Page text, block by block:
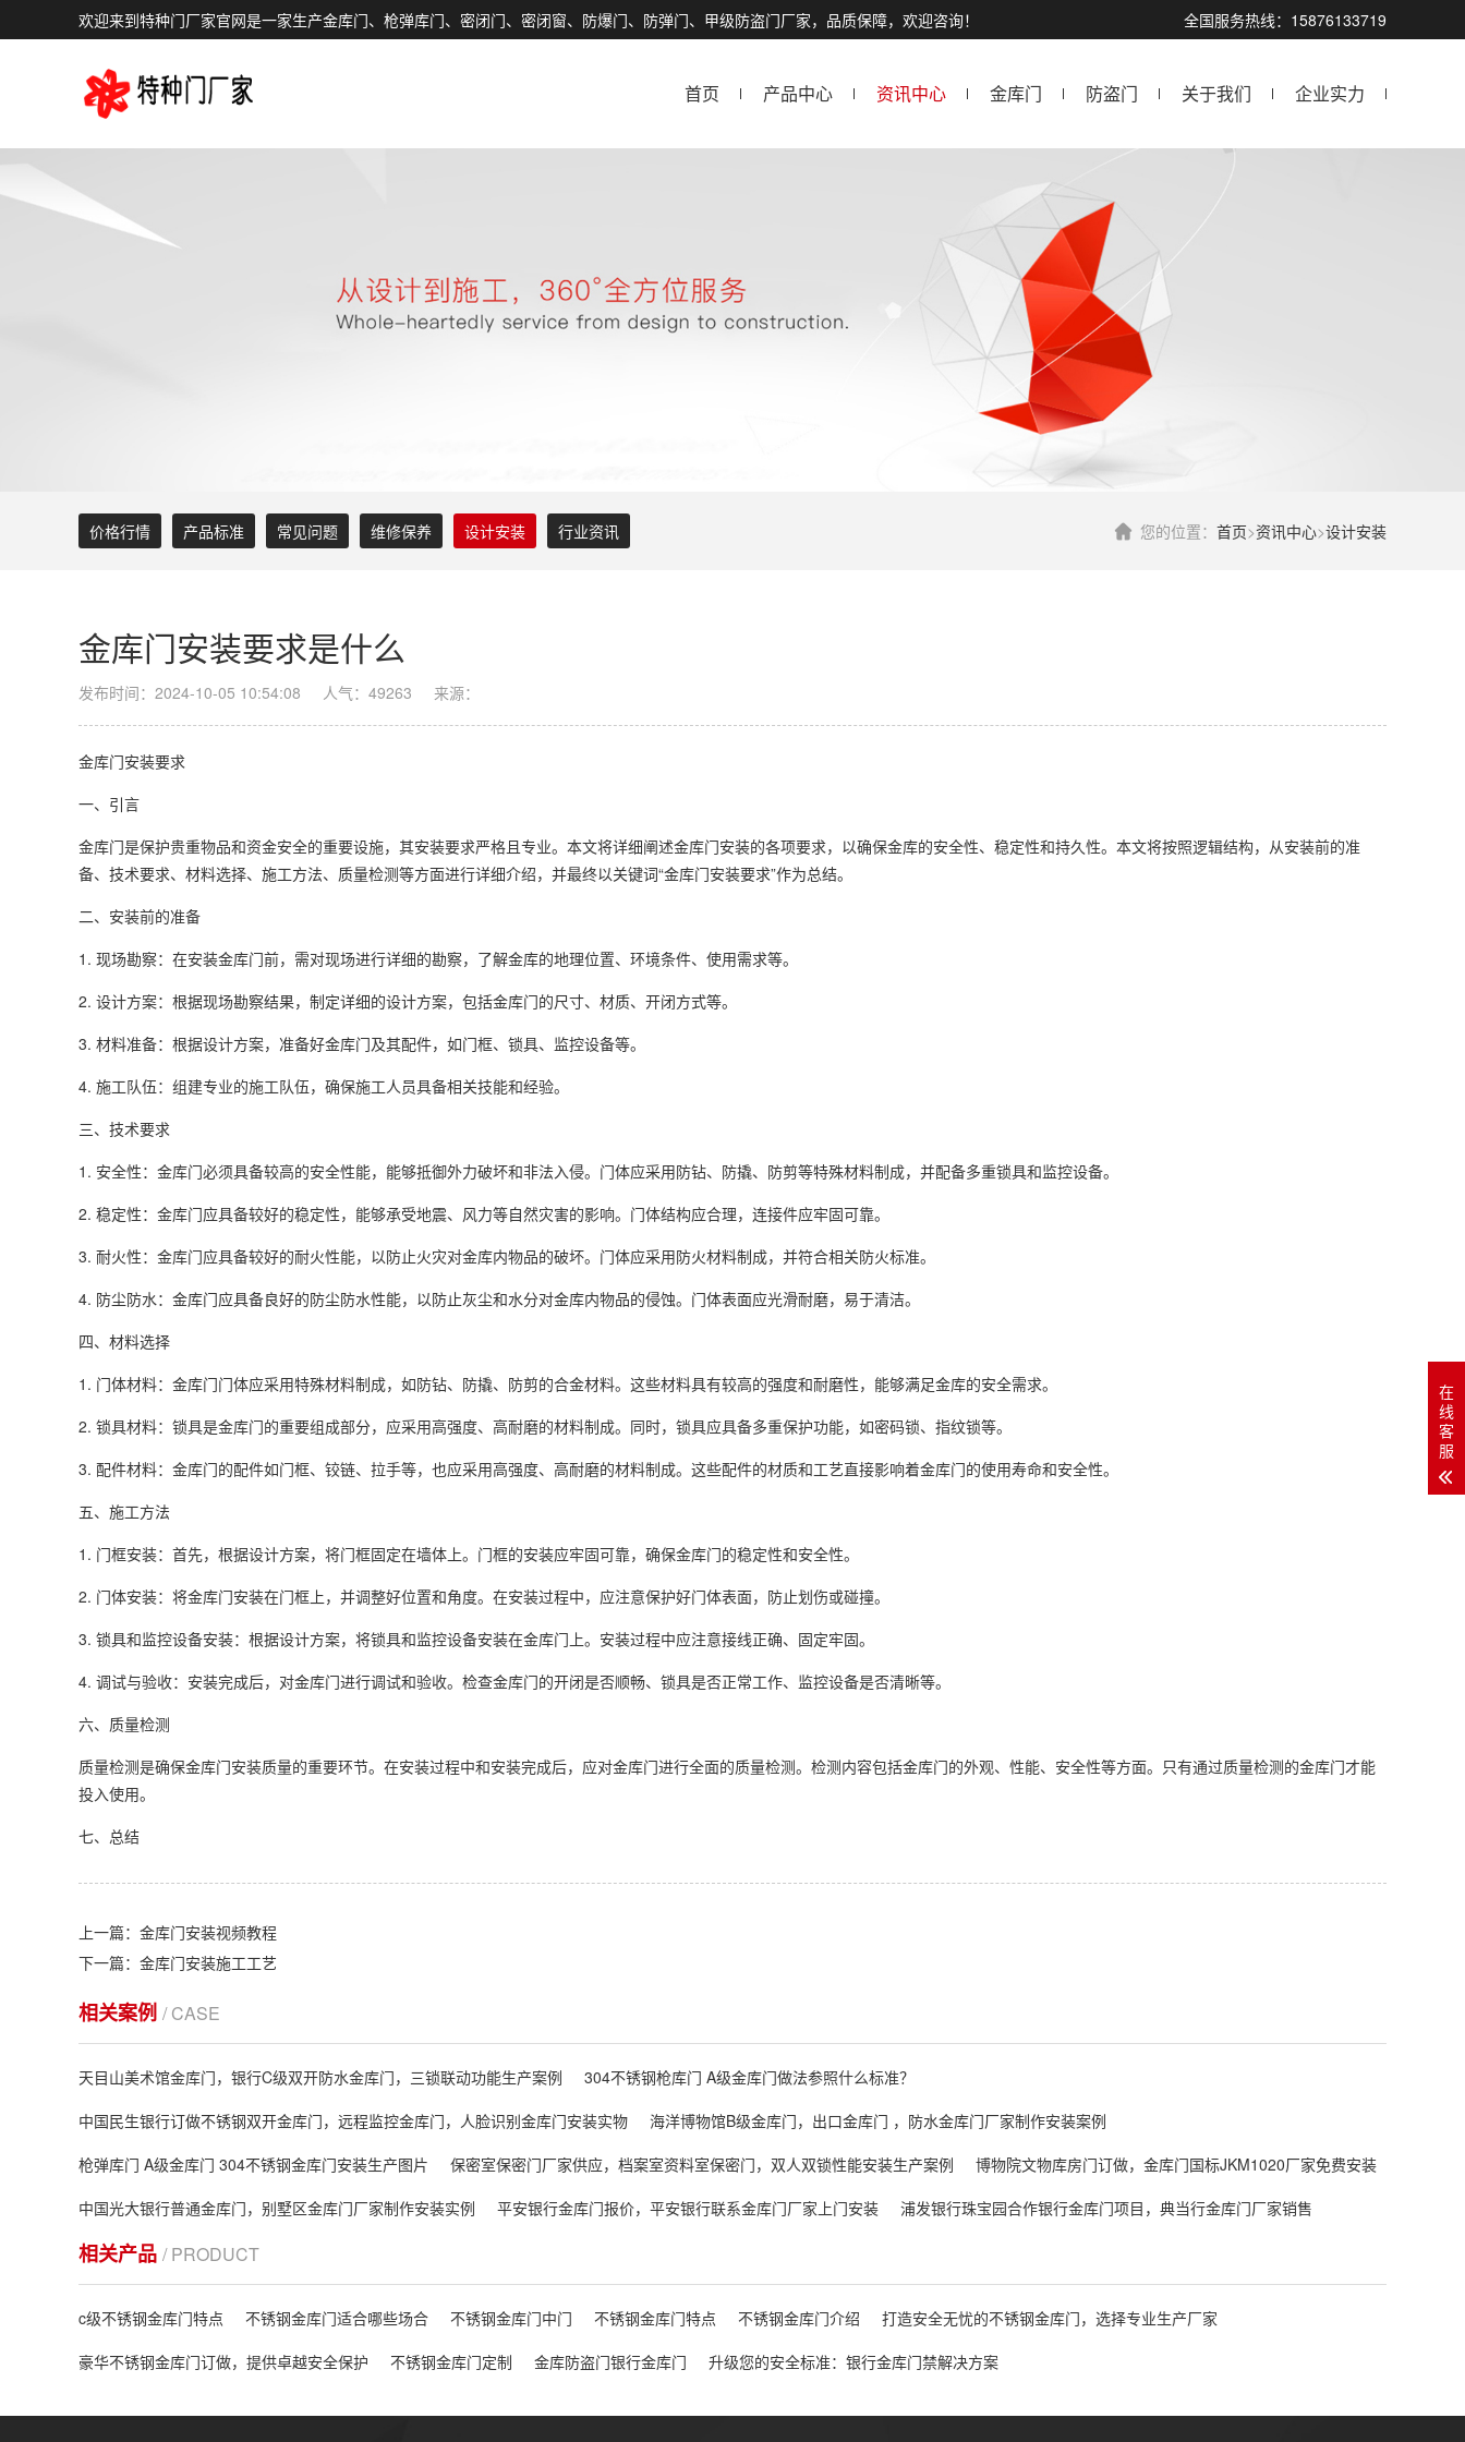
全国服务热线：15876133719
欢迎来到特种门厂家官网是一家生产金库门、枪弹库门、密闭门、密闭窗、防爆门、防弹门、甲级防盗门厂家，品质保障，欢迎咨询！
首页 产品中心 资讯中心 金库门 防盗门 关于我们 企业实力
您的位置： 首页>资讯中心>设计安装
价格行情 产品标准 常见问题 维修保养 设计安装 行业资讯
金库门安装要求是什么
发布时间：2024-10-05 10:54:08 人气：49263 来源：
金库门安装要求
一、引言
金库门是保护贵重物品和资金安全的重要设施，其安装要求严格且专业。本文将详细阐述金库门安装的各项要求，以确保金库的安全性、稳定性和持久性。本文将按照逻辑结构，从安装前的准
备、技术要求、材料选择、施工方法、质量检测等方面进行详细介绍，并最终以关键词“金库门安装要求”作为总结。
二、安装前的准备
1. 现场勘察：在安装金库门前，需对现场进行详细的勘察，了解金库的地理位置、环境条件、使用需求等。
2. 设计方案：根据现场勘察结果，制定详细的设计方案，包括金库门的尺寸、材质、开闭方式等。
3. 材料准备：根据设计方案，准备好金库门及其配件，如门框、锁具、监控设备等。
4. 施工队伍：组建专业的施工队伍，确保施工人员具备相关技能和经验。
三、技术要求
1. 安全性：金库门必须具备较高的安全性能，能够抵御外力破坏和非法入侵。门体应采用防钻、防撬、防剪等特殊材料制成，并配备多重锁具和监控设备。
2. 稳定性：金库门应具备较好的稳定性，能够承受地震、风力等自然灾害的影响。门体结构应合理，连接件应牢固可靠。
3. 耐火性：金库门应具备较好的耐火性能，以防止火灾对金库内物品的破坏。门体应采用防火材料制成，并符合相关防火标准。
4. 防尘防水：金库门应具备良好的防尘防水性能，以防止灰尘和水分对金库内物品的侵蚀。门体表面应光滑耐磨，易于清洁。
四、材料选择
1. 门体材料：金库门门体应采用特殊材料制成，如防钻、防撬、防剪的合金材料。这些材料具有较高的强度和耐磨性，能够满足金库的安全需求。
2. 锁具材料：锁具是金库门的重要组成部分，应采用高强度、高耐磨的材料制成。同时，锁具应具备多重保护功能，如密码锁、指纹锁等。
3. 配件材料：金库门的配件如门框、铰链、拉手等，也应采用高强度、高耐磨的材料制成。这些配件的材质和工艺直接影响着金库门的使用寿命和安全性。
五、施工方法
1. 门框安装：首先，根据设计方案，将门框固定在墙体上。门框的安装应牢固可靠，确保金库门的稳定性和安全性。
2. 门体安装：将金库门安装在门框上，并调整好位置和角度。在安装过程中，应注意保护好门体表面，防止划伤或碰撞。
3. 锁具和监控设备安装：根据设计方案，将锁具和监控设备安装在金库门上。安装过程中应注意接线正确、固定牢固。
4. 调试与验收：安装完成后，对金库门进行调试和验收。检查金库门的开闭是否顺畅、锁具是否正常工作、监控设备是否清晰等。
六、质量检测
质量检测是确保金库门安装质量的重要环节。在安装过程中和安装完成后，应对金库门进行全面的质量检测。检测内容包括金库门的外观、性能、安全性等方面。只有通过质量检测的金库门才能
投入使用。
七、总结
上一篇：金库门安装视频教程
下一篇：金库门安装施工工艺
相关案例 / CASE
天目山美术馆金库门，银行C级双开防水金库门，三锁联动功能生产案例
304不锈钢枪库门 A级金库门做法参照什么标准？
中国民生银行订做不锈钢双开金库门，远程监控金库门，人脸识别金库门安装实物
海洋博物馆B级金库门，出口金库门 ，防水金库门厂家制作安装案例
枪弹库门 A级金库门 304不锈钢金库门安装生产图片
保密室保密门厂家供应，档案室资料室保密门，双人双锁性能安装生产案例
博物院文物库房门订做，金库门国标JKM1020厂家免费安装
中国光大银行普通金库门，别墅区金库门厂家制作安装实例
平安银行金库门报价，平安银行联系金库门厂家上门安装 浦发银行珠宝园合作银行金库门项目，典当行金库门厂家销售
相关产品 / PRODUCT
c级不锈钢金库门特点 不锈钢金库门适合哪些场合 不锈钢金库门中门 不锈钢金库门特点 不锈钢金库门介绍
打造安全无忧的不锈钢金库门，选择专业生产厂家
豪华不锈钢金库门订做，提供卓越安全保护
不锈钢金库门定制 金库防盗门银行金库门 升级您的安全标准：银行金库门禁解决方案
在
线
客
服